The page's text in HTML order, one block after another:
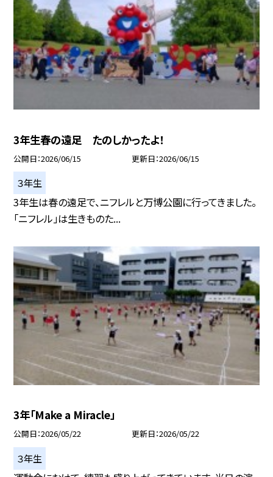
3年生春の遠足 たのしかったよ！
公開日 2026/06/15 更新日 2026/06/15
３年生
3年生は春の遠足で、ニフレルと万博公園に行ってきました。
「ニフレル」は生きものた...
3年「Make a Miracle」
公開日 2026/05/22 更新日 2026/05/22
３年生